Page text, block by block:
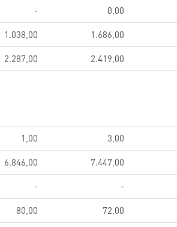
- 0,00
1.038,00 1.686,00
2.287,00 2.419,00
1,00 3,00
6.846,00 7.447,00
- -
80,00 72,00